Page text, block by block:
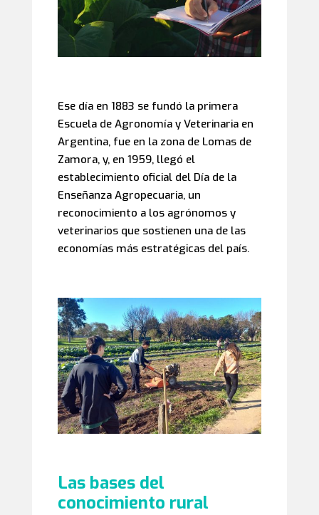
Ese día en 1883 se fundó la primera
Escuela de Agronomía y Veterinaria en
Argentina, fue en la zona de Lomas de
Zamora, y, en 1959, llegó el
establecimiento oficial del Día de la
Enseñanza Agropecuaria, un
reconocimiento a los agrónomos y
veterinarios que sostienen una de las
economías más estratégicas del país.
Las bases del
conocimiento rural